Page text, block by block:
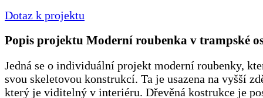
Dotaz k projektu
Popis projektu Moderní roubenka v trampské
Jedná se o individuální projekt moderní roubenky,
svou skeletovou konstrukcí. Ta je usazena na vyšší
který je viditelný v interiéru. Dřevěná kostrukce je